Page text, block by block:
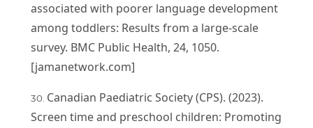
associated with poorer language development
among toddlers: Results from a large-scale
survey. BMC Public Health, 24, 1050.
[jamanetwork.com]
Canadian Paediatric Society (CPS). (2023).
Screen time and preschool children: Promoting